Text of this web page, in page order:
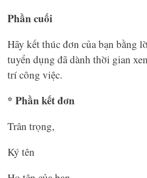
Phần cuối
Hãy kết thúc đơn của bạn bằng
tuyển dụng đã dành thời gian
trí công việc.
* Phần kết đơn
Trân trọng,
Ký tên